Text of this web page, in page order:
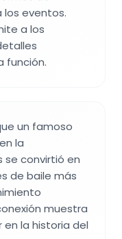
eventos.
a los
función.
un famoso
la
se convirtió en
de baile más
muestra
la historia del